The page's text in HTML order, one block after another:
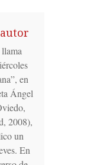
en
Ángel
2008),
un
En